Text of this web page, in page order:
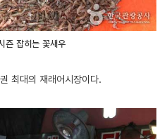
즌 잡히는 꽃새우
최대의 재래어시장이다.